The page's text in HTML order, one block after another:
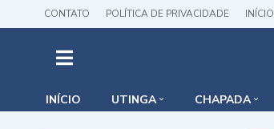
CONTATO POLÍTICA DE PRIVACIDADE INÍCIO
INÍCIO UTINGA CHAPADA